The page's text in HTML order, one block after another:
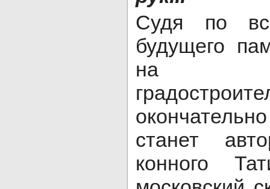
Судя по
будущего
на
станет
конного